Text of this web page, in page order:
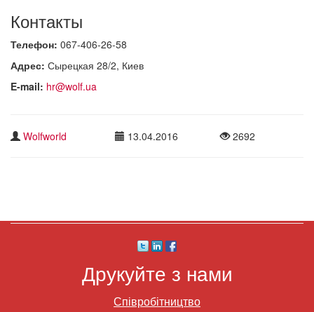
Контакты
Телефон: 067-406-26-58
Адрес: Сырецкая 28/2, Киев
E-mail: hr@wolf.ua
Wolfworld 13.04.2016 2692
Друкуйте з нами
Співробітництво